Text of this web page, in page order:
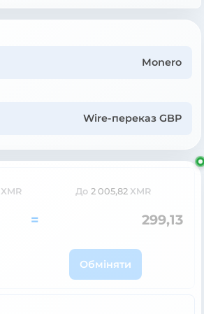
Monero
Wire-переказ GBP
XMR До 2 005,82 XMR
= 299,13
Обміняти